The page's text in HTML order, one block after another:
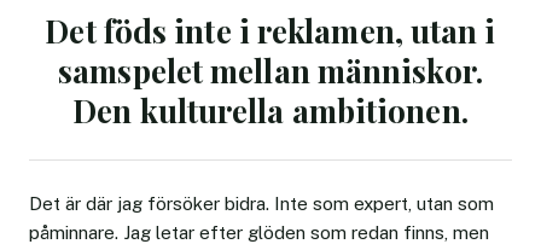
Det föds inte i reklamen, utan i
samspelet mellan människor.
Den kulturella ambitionen.
Det är där jag försöker bidra. Inte som expert, utan som
påminnare. Jag letar efter glöden som redan finns, men